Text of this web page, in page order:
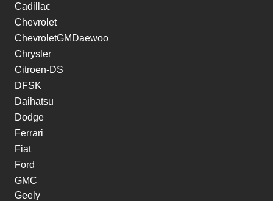
Cadillac
Chevrolet
ChevroletGMDaewoo
Chrysler
Citroen-DS
DFSK
Daihatsu
Dodge
Ferrari
Fiat
Ford
GMC
Geely